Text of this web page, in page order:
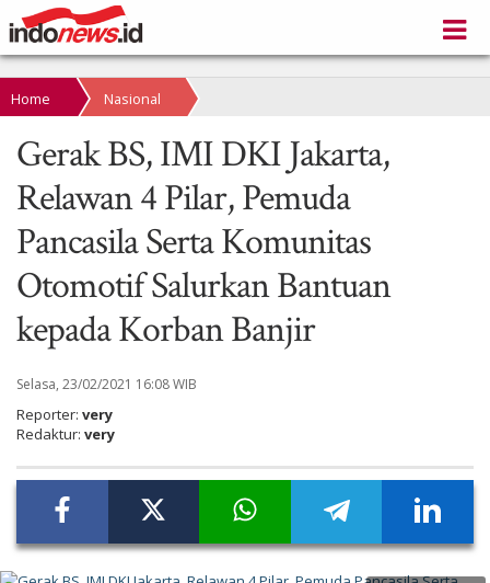
Home Nasional
Gerak BS, IMI DKI Jakarta,
Relawan 4 Pilar, Pemuda
Pancasila Serta Komunitas
Otomotif Salurkan Bantuan
kepada Korban Banjir
Selasa, 23/02/2021 16:08 WIB
Reporter: very
Redaktur: very